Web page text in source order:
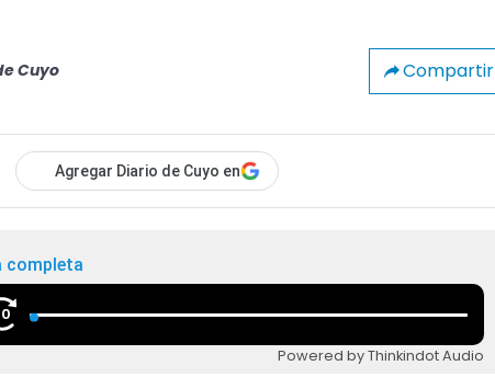
Cuyo Compartir
Agregar Diario de Cuyo en
completa
Powered by Thinkindot Audio